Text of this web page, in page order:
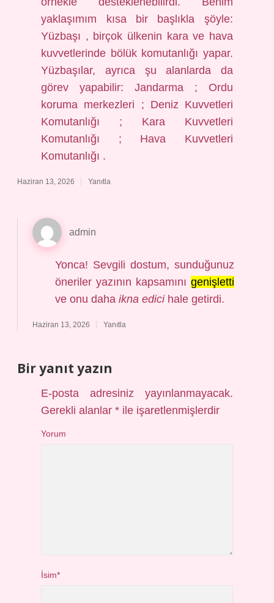
yaklaşımım kısa bir başlıkla şöyle:
Yüzbaşı , birçok ülkenin kara ve hava
kuvvetlerinde bölük komutanlığı yapar.
Yüzbaşılar, ayrıca şu alanlarda da
görev yapabilir: Jandarma ; Ordu
koruma merkezleri ; Deniz Kuvvetleri
Komutanlığı ; Kara Kuvvetleri
Komutanlığı ; Hava Kuvvetleri
Komutanlığı .
Haziran 13, 2026 Yanıtla
admin
Yonca! Sevgili dostum, sunduğunuz
öneriler yazının kapsamınıgenişletti
ve onu daha ikna edicihale getirdi.
Haziran 13, 2026 Yanıtla
Bir yanıt yazın
E-posta adresiniz yayınlanmayacak.
Gerekli alanlar* ile işaretlenmişlerdir
Yorum
İsim*